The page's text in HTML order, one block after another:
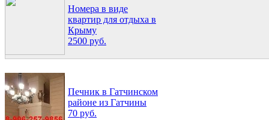
Номера в виде
квартир для отдыха в
Крыму
2500 руб.
Печник в Гатчинском
районе из Гатчины
70 руб.